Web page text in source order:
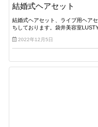
結婚式ヘアセット
結婚式ヘアセット、ライブ用ヘア
ちしております。袋井美容室
2022年12月5日